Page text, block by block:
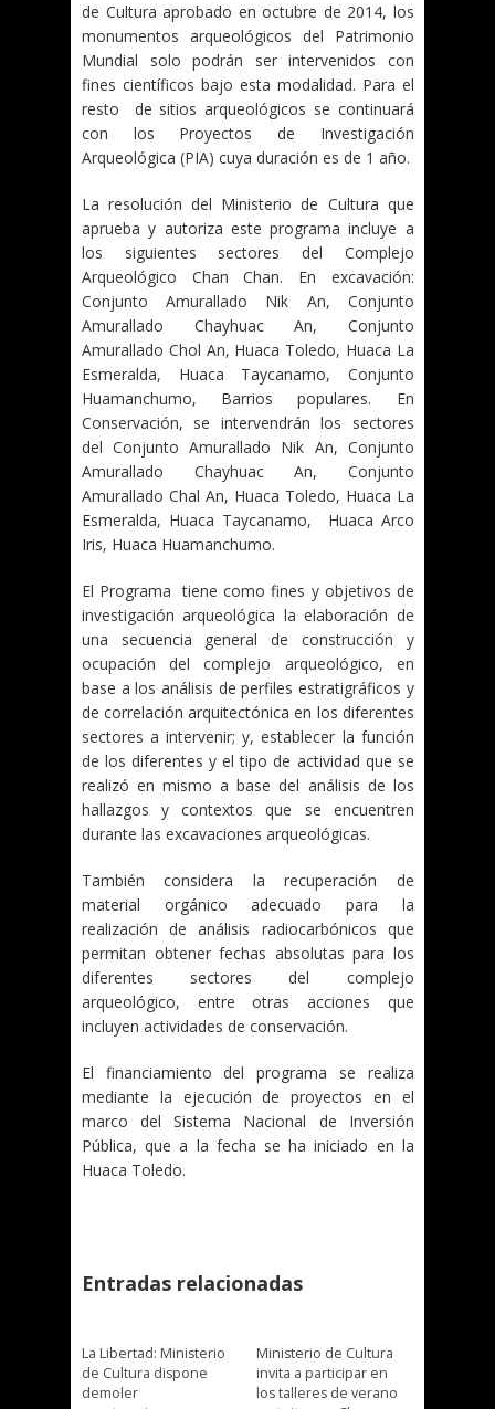
de Cultura aprobado en octubre de 2014, los
monumentos arqueológicos del Patrimonio
Mundial solo podrán ser intervenidos con
fines científicos bajo esta modalidad. Para el
resto de sitios arqueológicos se continuará
con los Proyectos de Investigación
Arqueológica (PIA) cuya duración es de 1 año.
La resolución del Ministerio de Cultura que
aprueba y autoriza este programa incluye a
los siguientes sectores del Complejo
Arqueológico Chan Chan. En excavación:
Conjunto Amurallado Nik An, Conjunto
Amurallado Chayhuac An, Conjunto
Amurallado Chol An, Huaca Toledo, Huaca La
Esmeralda, Huaca Taycanamo, Conjunto
Huamanchumo, Barrios populares. En
Conservación, se intervendrán los sectores
del Conjunto Amurallado Nik An, Conjunto
Amurallado Chayhuac An, Conjunto
Amurallado Chal An, Huaca Toledo, Huaca La
Esmeralda, Huaca Taycanamo, Huaca Arco
Iris, Huaca Huamanchumo.
El Programa tiene como fines y objetivos de
investigación arqueológica la elaboración de
una secuencia general de construcción y
ocupación del complejo arqueológico, en
base a los análisis de perfiles estratigráficos y
de correlación arquitectónica en los diferentes
sectores a intervenir; y, establecer la función
de los diferentes y el tipo de actividad que se
realizó en mismo a base del análisis de los
hallazgos y contextos que se encuentren
durante las excavaciones arqueológicas.
También considera la recuperación de
material orgánico adecuado para la
realización de análisis radiocarbónicos que
permitan obtener fechas absolutas para los
diferentes sectores del complejo
arqueológico, entre otras acciones que
incluyen actividades de conservación.
El financiamiento del programa se realiza
mediante la ejecución de proyectos en el
marco del Sistema Nacional de Inversión
Pública, que a la fecha se ha iniciado en la
Huaca Toledo.
Entradas relacionadas
La Libertad: Ministerio
de Cultura dispone
demoler
Ministerio de Cultura
invita a participar en
los talleres de verano